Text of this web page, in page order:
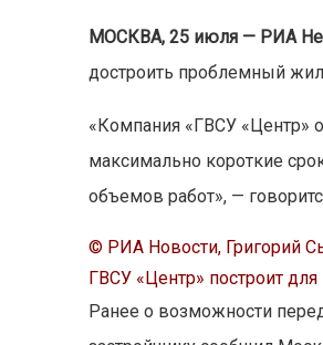
МОСКВА, 25 июля — РИА
достроить проблемный
«Компания «ГВСУ «Центр»
максимально короткие
объемов работ», —
© РИА Новости, Григорий
ГВСУ «Центр» построит
Ранее о возможности